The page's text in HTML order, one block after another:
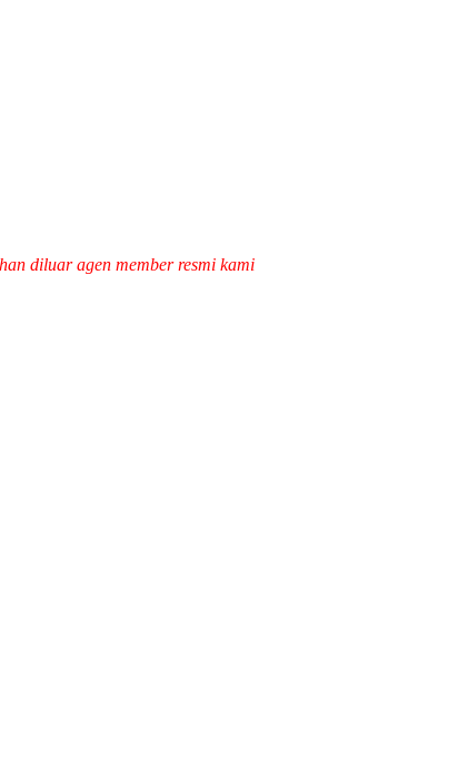
diluar agen member resmi kami